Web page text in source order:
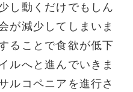
し動くだけでもしん
が減少してしまいま
ることで食欲が低下
ルへと進んでいきま
ルコペニアを進行さ